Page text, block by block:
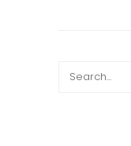
Search